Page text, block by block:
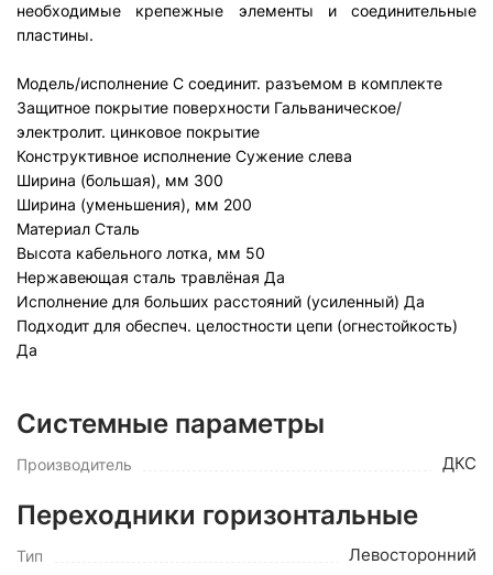
необходимые крепежные элементы и соединительные
пластины.
Модель/исполнение С соединит. разъемом в комплекте
Защитное покрытие поверхности Гальваническое/
электролит. цинковое покрытие
Конструктивное исполнение Сужение слева
Ширина (большая), мм 300
Ширина (уменьшения), мм 200
Материал Сталь
Высота кабельного лотка, мм 50
Нержавеющая сталь травлёная Да
Исполнение для больших расстояний (усиленный) Да
Подходит для обеспеч. целостности цепи (огнестойкость)
Да
Системные параметры
Производитель ДКС
Переходники горизонтальные
Тип Левосторонний